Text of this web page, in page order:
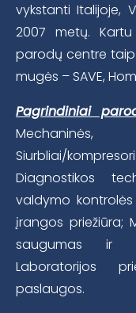
vykstanti Italijoje,
2007 metų.
parodų centre
mugės – SAVE,
Pagrindiniai
Siurbliai/
Diagnostikos
valdymo
įrangos priežiūra;
saugumas ir
Laboratorijos
paslaugos.